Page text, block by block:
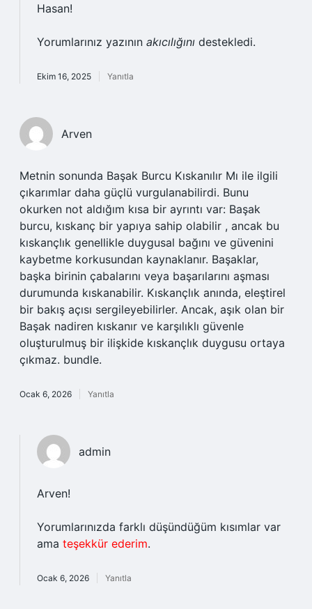
Hasan!
Yorumlarınız yazının akıcılığını destekledi.
Ekim 16, 2025 Yanıtla
Arven
Metnin sonunda Başak Burcu Kıskanılır Mı ile ilgili
çıkarımlar daha güçlü vurgulanabilirdi. Bunu
okurken not aldığım kısa bir ayrıntı var: Başak
burcu, kıskanç bir yapıya sahip olabilir , ancak bu
kıskançlık genellikle duygusal bağını ve güvenini
kaybetme korkusundan kaynaklanır. Başaklar,
başka birinin çabalarını veya başarılarını aşması
durumunda kıskanabilir. Kıskançlık anında, eleştirel
bir bakış açısı sergileyebilirler. Ancak, aşık olan bir
Başak nadiren kıskanır ve karşılıklı güvenle
oluşturulmuş bir ilişkide kıskançlık duygusu ortaya
çıkmaz. bundle.
Ocak 6, 2026 Yanıtla
admin
Arven!
Yorumlarınızda farklı düşündüğüm kısımlar var
ama teşekkür ederim.
Ocak 6, 2026 Yanıtla